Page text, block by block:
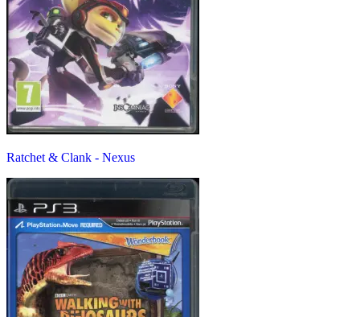
Ratchet & Clank - Nexus